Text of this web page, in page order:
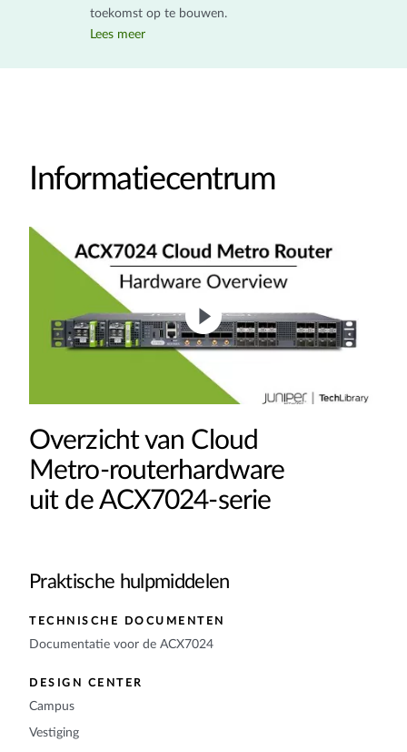
toekomst op te bouwen.
Lees meer
Informatiecentrum
Praktische hulpmiddelen
TECHNISCHE DOCUMENTEN
Documentatie voor de ACX7024
DESIGN CENTER
Campus
Vestiging
Overzicht van Cloud
Metro-routerhardware
uit de ACX7024-serie